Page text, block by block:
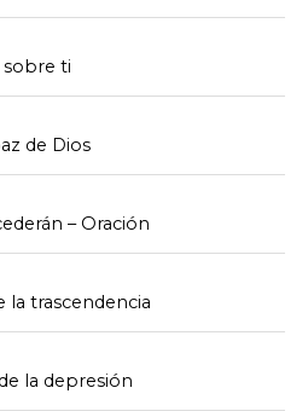
sobre ti
de Dios
– Oración
la trascendencia
la depresión